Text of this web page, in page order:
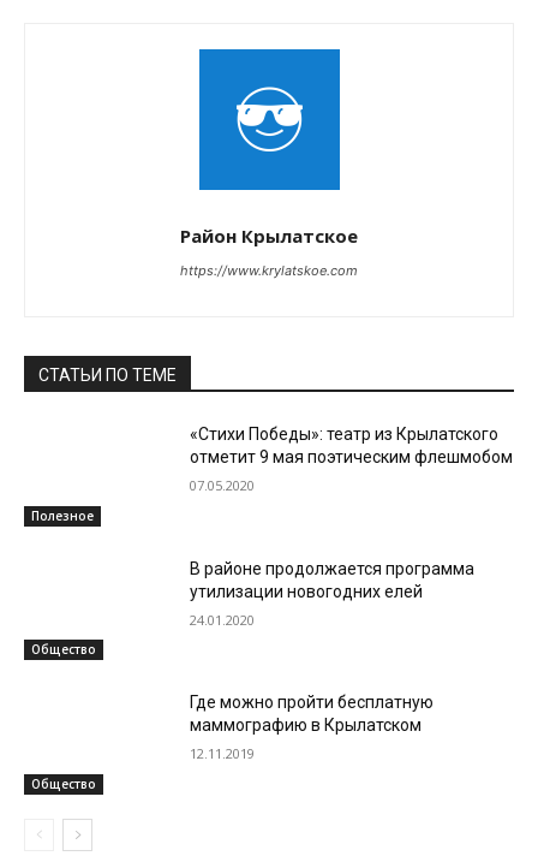
Район Крылатское
https://www.krylatskoe.com
СТАТЬИ ПО ТЕМЕ
Полезное
«Стихи Победы»: театр из Крылатского
отметит 9 мая поэтическим флешмобом
07.05.2020
Общество
В районе продолжается программа
утилизации новогодних елей
24.01.2020
Общество
Где можно пройти бесплатную
маммографию в Крылатском
12.11.2019